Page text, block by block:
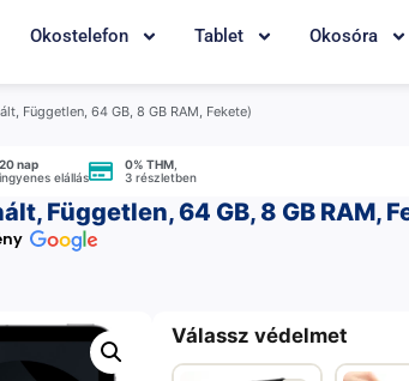
Okostelefon Tablet Okosóra
Független, 64 GB, 8 GB RAM, Fekete)
20 nap
ingyenes elállás
0% THM
3 részletben
Független, 64 GB, 8 GB RAM,
Válassz védelmet